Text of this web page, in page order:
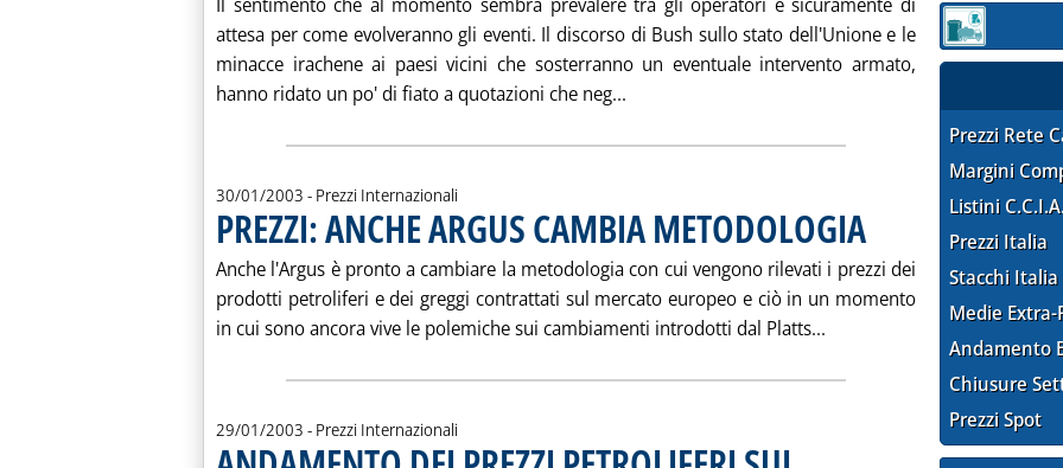
attesa per come evolveranno gli eventi. Il discorso di Bush sullo stato dell'Unione e le
minacce irachene ai paesi vicini che sosterranno un eventuale intervento armato,
hanno ridato un po' di fiato a quotazioni che neg...
30/01/2003 - Prezzi Internazionali
PREZZI: ANCHE ARGUS CAMBIA METODOLOGIA . Pubblicata giovedì 30 gennaio
Anche l'Argus è pronto a cambiare la metodologia con cui vengono rilevati i prezzi dei
prodotti petroliferi e dei greggi contrattati sul mercato europeo e ciò in un momento
in cui sono ancora vive le polemiche sui cambiamenti introdotti dal Platts... Leggi tutta la notizia:
29/01/2003 - Prezzi Internazionali
Sezione:
Prezzi Rete
Margini
Listini
Prezzi Italia
Stacchi Italia
Medie Extra-
Andamento
Chiusure
Prezzi Spot